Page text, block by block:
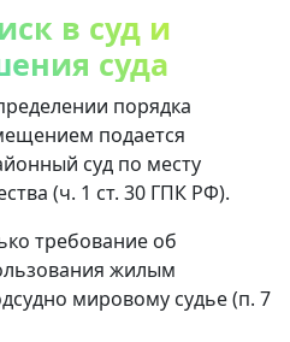
в суд и
суда
порядка
подается
суд по месту
(ч. 1 ст. 30 ГПК РФ).
требование об
жилым
мировому судье (п. 7